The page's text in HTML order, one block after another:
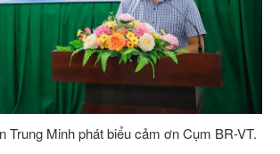
Trung Minh phát biểu cảm ơn Cụm BR-VT.